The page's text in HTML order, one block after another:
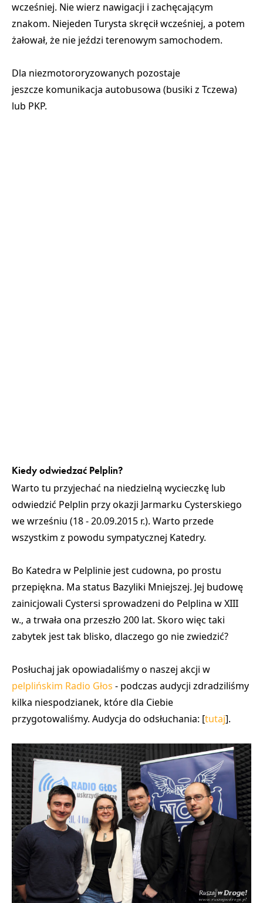
wcześniej. Nie wierz nawigacji i zachęcającym
znakom. Niejeden Turysta skręcił wcześniej, a potem
żałował, że nie jeździ terenowym samochodem.
Dla niezmotororyzowanych pozostaje
jeszcze komunikacja autobusowa (busiki z Tczewa)
lub PKP.
Kiedy odwiedzać Pelplin?
Warto tu przyjechać na niedzielną wycieczkę lub
odwiedzić Pelplin przy okazji Jarmarku Cysterskiego
we wrześniu (18 - 20.09.2015 r.). Warto przede
wszystkim z powodu sympatycznej Katedry.
Bo Katedra w Pelplinie jest cudowna, po prostu
przepiękna. Ma status Bazyliki Mniejszej. Jej budowę
zainicjowali Cystersi sprowadzeni do Pelplina w XIII
w., a trwała ona przeszło 200 lat. Skoro więc taki
zabytek jest tak blisko, dlaczego go nie zwiedzić?
Posłuchaj jak opowiadaliśmy o naszej akcji w
pelplińskim Radio Głos - podczas audycji zdradziliśmy
kilka niespodzianek, które dla Ciebie
przygotowaliśmy. Audycja do odsłuchania: [tutaj].